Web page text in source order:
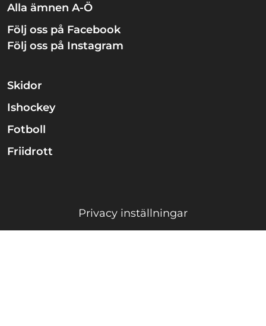
Alla ämnen A-Ö
Följ oss på Facebook
Följ oss på Instagram
Skidor
Ishockey
Fotboll
Friidrott
Privacy inställningar